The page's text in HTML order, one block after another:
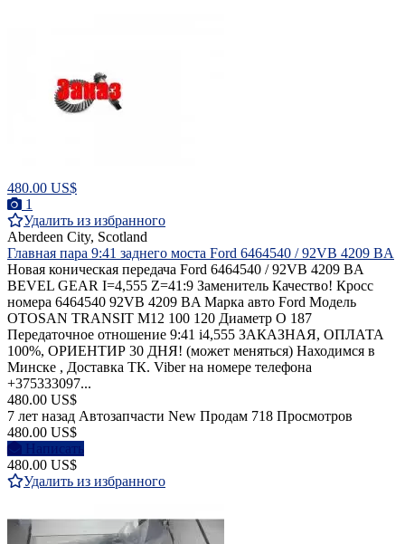
480.00 US$
1
Удалить из избранного
Aberdeen City, Scotland
Главная пара 9:41 заднего моста Ford 6464540 / 92VB 4209 BA
Новая коническая передача Ford 6464540 / 92VB 4209 BA
BEVEL GEAR I=4,555 Z=41:9 Заменитель Качество! Кросс
номера 6464540 92VB 4209 BA Марка авто Ford Модель
OTOSAN TRANSIT M12 100 120 Диаметр O 187
Передаточное отношение 9:41 i4,555 ЗАКАЗНАЯ, ОПЛАТА
100%, ОРИЕНТИР 30 ДНЯ! (может меняться) Находимся в
Минске , Доставка ТК. Viber на номере телефона
+375333097...
480.00 US$
7 лет назад Автозапчасти New Продам 718 Просмотров
480.00 US$
Написать
480.00 US$
Удалить из избранного